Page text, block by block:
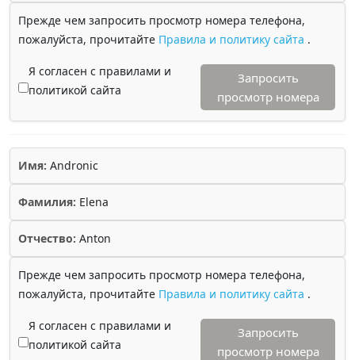
Прежде чем запросить просмотр номера телефона,
пожалуйста, прочитайте Правила и политику сайта .
Я согласен с правилами и
политикой сайта
Запросить
просмотр номера
Имя: Andronic
Фамилия: Elena
Отчество: Anton
Прежде чем запросить просмотр номера телефона,
пожалуйста, прочитайте Правила и политику сайта .
Я согласен с правилами и
политикой сайта
Запросить
просмотр номера